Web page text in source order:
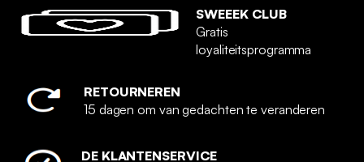
SWEEEK CLUB
Gratis
loyaliteitsprogramma
RETOURNEREN
15 dagen om van gedachten te veranderen
DE KLANTENSERVICE